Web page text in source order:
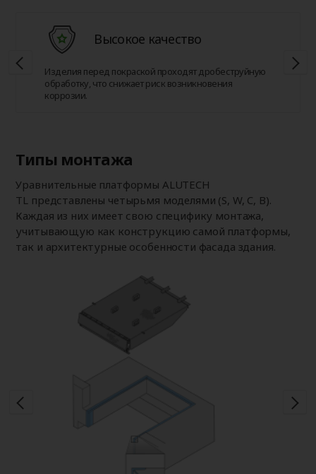
Высокое качество
Изделия перед покраской проходят дробеструйную
обработку, что снижает риск возникновения
коррозии.
Типы монтажа
Уравнительные платформы ALUTECH
TL представлены четырьмя моделями (S, W, C, B).
Каждая из них имеет свою специфику монтажа,
учитывающую как конструкцию самой платформы,
так и архитектурные особенности фасада здания.